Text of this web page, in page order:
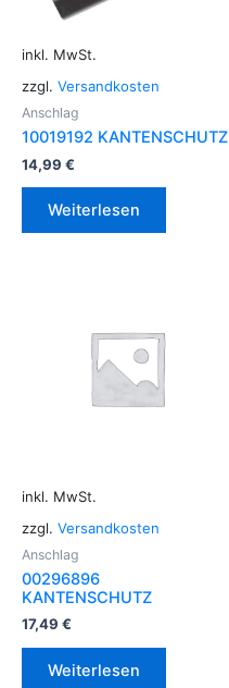
inkl. MwSt.
zzgl. Versandkosten
Anschlag
10019192 KANTENSCHUTZ
14,99 €
Weiterlesen
inkl. MwSt.
zzgl. Versandkosten
Anschlag
00296896
KANTENSCHUTZ
17,49 €
Weiterlesen